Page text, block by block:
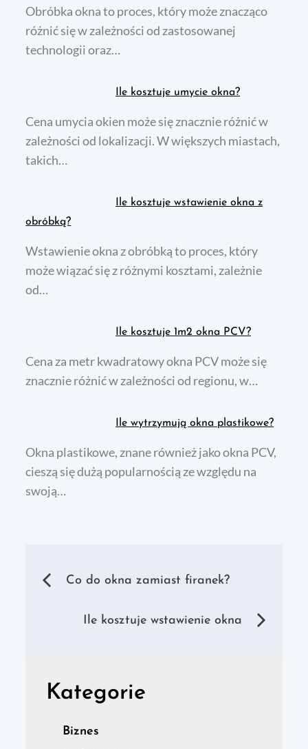
Obróbka okna to proces, który może znacząco
różnić się w zależności od zastosowanej
technologii oraz…
Ile kosztuje umycie okna?
Cena umycia okien może się znacznie różnić w
zależności od lokalizacji. W większych miastach,
takich…
Ile kosztuje wstawienie okna z
obróbką?
Wstawienie okna z obróbką to proces, który
może wiązać się z różnymi kosztami, zależnie
od…
Ile kosztuje 1m2 okna PCV?
Cena za metr kwadratowy okna PCV może się
znacznie różnić w zależności od regionu, w…
Ile wytrzymują okna plastikowe?
Okna plastikowe, znane również jako okna PCV,
cieszą się dużą popularnością ze względu na
swoją…
Nawigacja
wpisu
Co do okna zamiast firanek?
Ile kosztuje wstawienie okna
Kategorie
Biznes